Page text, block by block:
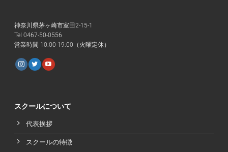
神奈川県茅ヶ崎市室田2-15-1
Tel 0467-50-0556
営業時間 10:00-19:00（火曜定休）
スクールについて
代表挨拶
スクールの特徴